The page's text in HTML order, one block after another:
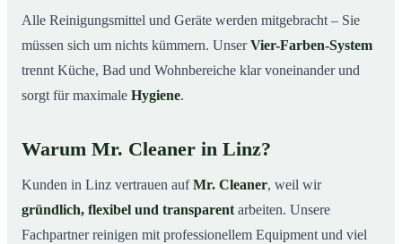
Alle Reinigungsmittel und Geräte werden mitgebracht – Sie
müssen sich um nichts kümmern. UnserVier-Farben-System
trennt Küche, Bad und Wohnbereiche klar voneinander und
sorgt für maximale Hygiene.
Warum Mr. Cleaner in Linz?
Kunden in Linz vertrauen aufMr. Cleaner, weil wir
gründlich, flexibel und transparent arbeiten. Unsere
Fachpartner reinigen mit professionellem Equipment und viel